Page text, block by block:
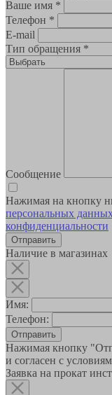
Ваше имя *
Телефон *
E-mail
Тип обращения *
Сообщение
Нажимая на кнопку
персональных данных
конфиденциальности
Наличие в магазинах
Имя:
Телефон:
Отправить
Нажимая кнопку
и согласен с
Заявка на прокат